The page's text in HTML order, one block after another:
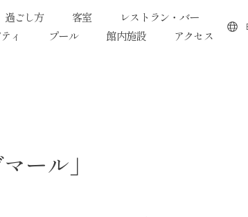
過ごし方 客室
レストラン・バー
ィ
プール 館内施設 アクセス
ール」